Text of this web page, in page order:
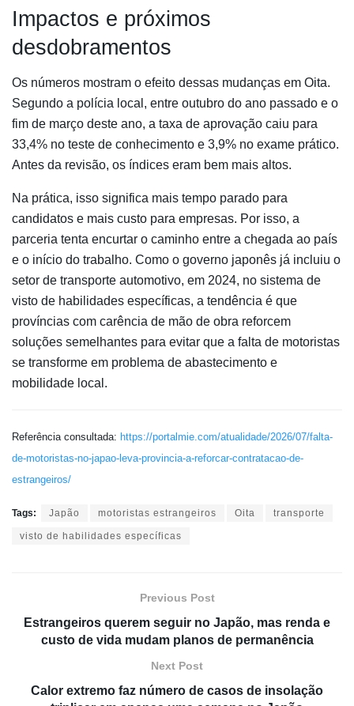
Impactos e próximos
desdobramentos
Os números mostram o efeito dessas mudanças em Oita.
Segundo a polícia local, entre outubro do ano passado e o
fim de março deste ano, a taxa de aprovação caiu para
33,4% no teste de conhecimento e 3,9% no exame prático.
Antes da revisão, os índices eram bem mais altos.
Na prática, isso significa mais tempo parado para
candidatos e mais custo para empresas. Por isso, a
parceria tenta encurtar o caminho entre a chegada ao país
e o início do trabalho. Como o governo japonês já incluiu o
setor de transporte automotivo, em 2024, no sistema de
visto de habilidades específicas, a tendência é que
províncias com carência de mão de obra reforcem
soluções semelhantes para evitar que a falta de motoristas
se transforme em problema de abastecimento e
mobilidade local.
Referência consultada: https://portalmie.com/atualidade/2026/07/falta-
de-motoristas-no-japao-leva-provincia-a-reforcar-contratacao-de-
estrangeiros/
Tags: Japão motoristas estrangeiros Oita transporte
visto de habilidades específicas
Previous Post
Estrangeiros querem seguir no Japão, mas renda e
custo de vida mudam planos de permanência
Next Post
Calor extremo faz número de casos de insolação